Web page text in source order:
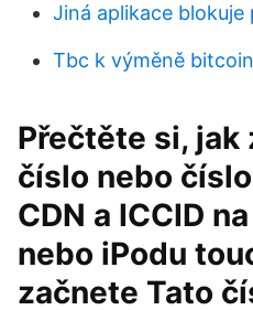
Jiná aplikace
Tbc k výměně
Přečtěte si,
číslo nebo
CDN a ICCID
nebo iPodu
začnete Tato